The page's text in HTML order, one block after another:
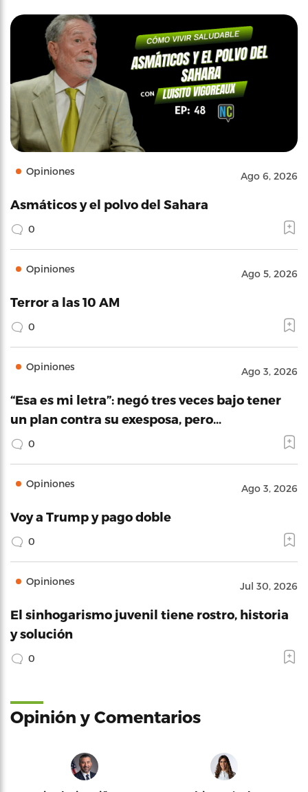
Opiniones Ago 6, 2026
Asmáticos y el polvo del Sahara
0
Opiniones Ago 5, 2026
Terror a las 10 AM
0
Opiniones Ago 3, 2026
“Esa es mi letra”: negó tres veces bajo tener
un plan contra su exesposa, pero…
0
Opiniones Ago 3, 2026
Voy a Trump y pago doble
0
Opiniones Jul 30, 2026
El sinhogarismo juvenil tiene rostro, historia
y solución
0
Opinión y Comentarios